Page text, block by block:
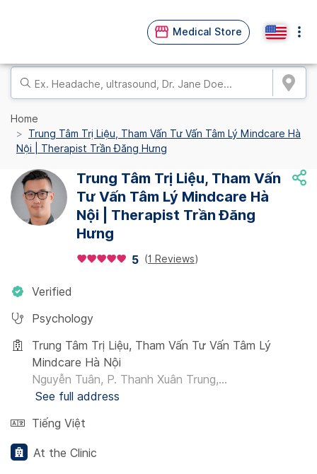
Medical Store
Home
Trung Tâm Trị Liệu, Tham Vấn Tư Vấn Tâm Lý Mindcare Hà
Nội | Therapist Trần Đăng Hưng
Trung Tâm Trị Liệu, Tham Vấn
Tư Vấn Tâm Lý Mindcare Hà
Nội | Therapist Trần Đăng
Hưng
5 (1 Reviews)
Verified
Psychology
Trung Tâm Trị Liệu, Tham Vấn Tư Vấn Tâm Lý
Mindcare Hà Nội
Nguyễn Tuân, P. Thanh Xuân Trung,...
See full address
Tiếng Việt
At the Clinic